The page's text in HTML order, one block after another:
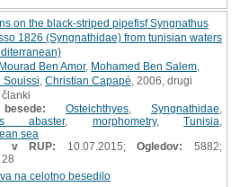
on the black-striped pipefisf Syngnathus
1826 (Syngnathidae) from tunisian waters
Ben Amor, Mohamed Ben Salem
Souissi Christian Capapé , 2006, drugi
Osteichthyes Syngnathidae
abaster, morphometry,Tunisia
sea
v RUP: 10.07.2015;Ogledov:
5882;
28
na celotno besedilo